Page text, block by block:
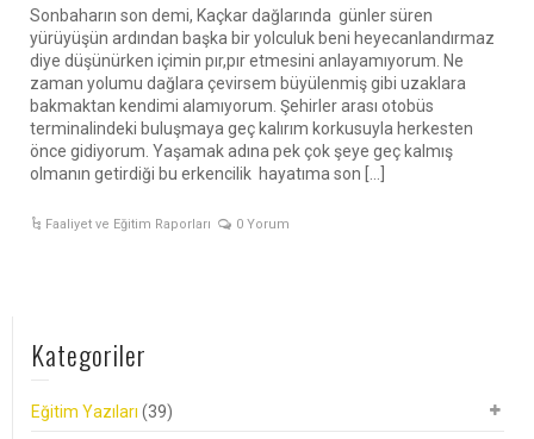
Sonbaharın son demi, Kaçkar dağlarında günler süren
yürüyüşün ardından başka bir yolculuk beni heyecanlandırmaz
diye düşünürken içimin pır,pır etmesini anlayamıyorum. Ne
zaman yolumu dağlara çevirsem büyülenmiş gibi uzaklara
bakmaktan kendimi alamıyorum. Şehirler arası otobüs
terminalindeki buluşmaya geç kalırım korkusuyla herkesten
önce gidiyorum. Yaşamak adına pek çok şeye geç kalmış
olmanın getirdiği bu erkencilik hayatıma son […]
Faaliyet ve Eğitim Raporları 0 Yorum
Kategoriler
Eğitim Yazıları (39)